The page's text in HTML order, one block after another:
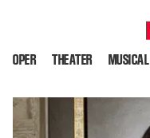
OPER THEATER MUSICAL